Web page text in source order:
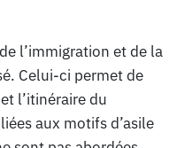
l’immigration et de la
Celui-ci permet de
l’itinéraire du
aux motifs d’asile